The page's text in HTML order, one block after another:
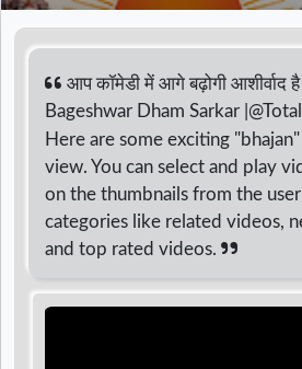
आप कॉमेडी में आगे बढ़ोगी आशीर्वाद है |
Bageshwar Dham Sarkar
Here are some exciting
view. You can select and play
on the thumbnails from the
categories like related videos,
and top rated videos.